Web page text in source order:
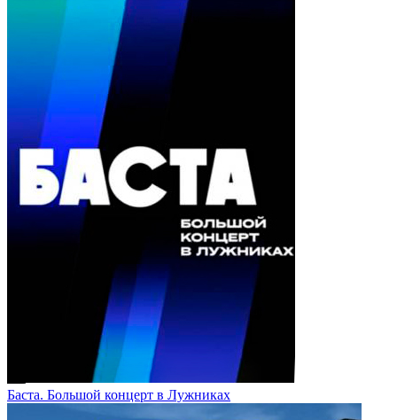
Баста. Большой концерт в Лужниках